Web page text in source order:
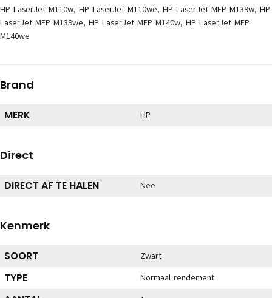
HP LaserJet M110w, HP LaserJet M110we, HP LaserJet MFP M139w, HP
LaserJet MFP M139we, HP LaserJet MFP M140w, HP LaserJet MFP
M140we
Brand
MERK HP
Direct
DIRECT AF TE HALEN Nee
Kenmerk
SOORT Zwart
TYPE Normaal rendement